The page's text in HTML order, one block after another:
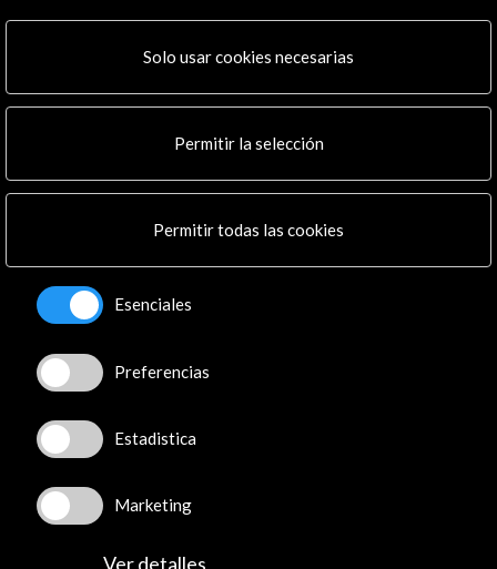
Actividades
Residencias
Noticias
Mapa Web
Logo y crédito a AC/E
Conecta
Instagram
LinkedIn
Facebook
Youtube
Flickr
Solo usar cookies necesarias
Permitir la selección
Permitir todas las cookies
Esenciales
Preferencias
Estadistica
Marketing
Ver detalles